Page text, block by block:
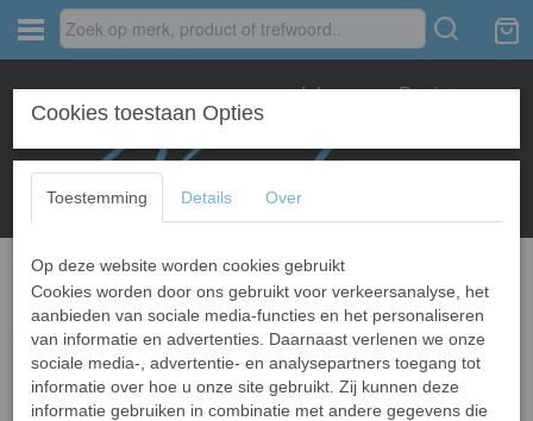
Inloggen Registreren
Home › Exterieur
Cookies toestaan Opties
Toestemming Details Over
Op deze website worden cookies gebruikt
Cookies worden door ons gebruikt voor verkeersanalyse, het
aanbieden van sociale media-functies en het personaliseren
van informatie en advertenties. Daarnaast verlenen we onze
sociale media-, advertentie- en analysepartners toegang tot
informatie over hoe u onze site gebruikt. Zij kunnen deze
informatie gebruiken in combinatie met andere gegevens die